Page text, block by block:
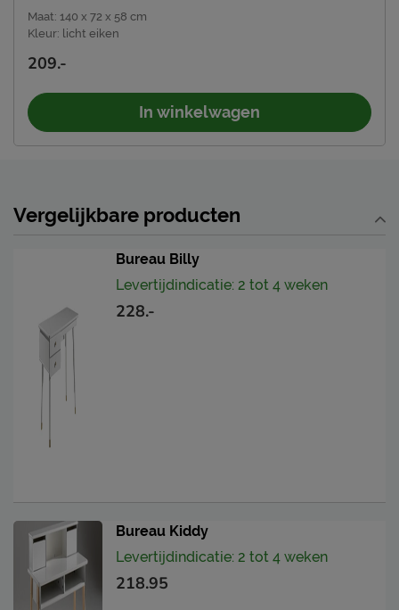
Maat: 140 x 72 x 58 cm
Kleur: licht eiken
209.-
In winkelwagen
Vergelijkbare producten
Bureau Billy
Levertijdindicatie: 2 tot 4 weken
228.-
Bureau Kiddy
Levertijdindicatie: 2 tot 4 weken
218.95